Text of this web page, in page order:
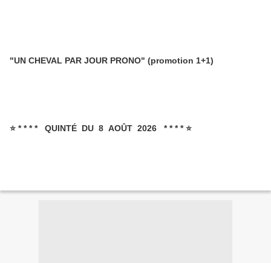
"UN CHEVAL PAR JOUR PRONO" (promotion 1+1)
⭐ * * * * QUINTÉ DU 8 AOÛT 2026 * * * * ⭐